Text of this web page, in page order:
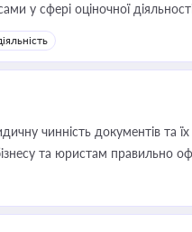
у сфері оціночної
юриста або бухгалтера
статусу суб'єктів
чинність документів та
та юристам правильно
влади та